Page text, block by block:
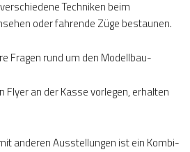
Techniken beim
oder fahrende Züge bestaunen.
Fragen rund um den Modellbau-
Flyer an der Kasse vorlegen, erhalten
anderen Ausstellungen ist ein Kombi-